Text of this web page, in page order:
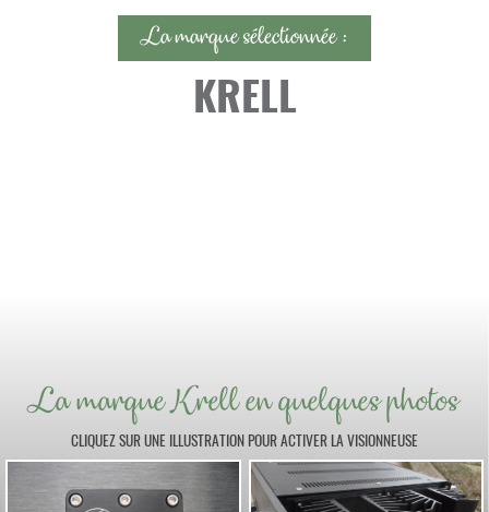
La marque sélectionnée :
KRELL
La marque Krell en quelques photos
CLIQUEZ SUR UNE ILLUSTRATION POUR ACTIVER LA VISIONNEUSE